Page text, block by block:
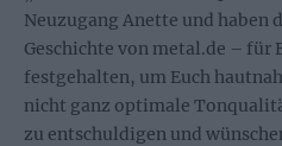
Neuzugang Anette und haben
Geschichte von metal.de – für
festgehalten, um Euch
nicht ganz optimale
zu entschuldigen und